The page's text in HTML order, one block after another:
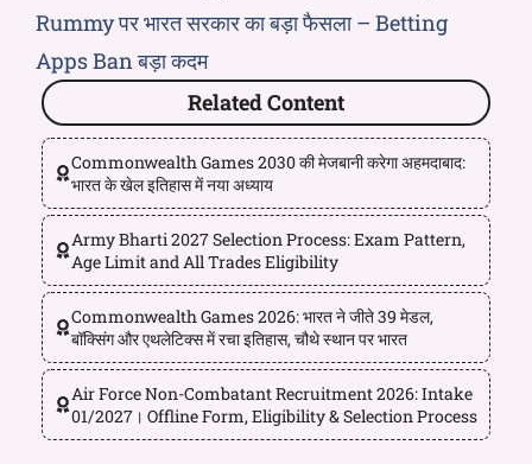
Rummy पर भारत सरकार का बड़ा फैसला – Betting
Apps Ban बड़ा कदम
Related Content
Commonwealth Games 2030 की मेजबानी करेगा अहमदाबाद:
भारत के खेल इतिहास में नया अध्याय
Army Bharti 2027 Selection Process: Exam Pattern,
Age Limit and All Trades Eligibility
Commonwealth Games 2026: भारत ने जीते 39 मेडल,
बॉक्सिंग और एथलेटिक्स में रचा इतिहास, चौथे स्थान पर भारत
Air Force Non-Combatant Recruitment 2026: Intake
01/2027। Offline Form, Eligibility & Selection Process